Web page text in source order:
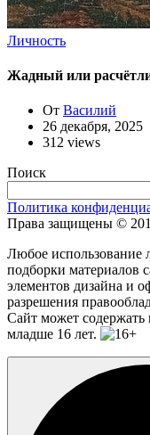
Личность
Жадный или
От Василий
26 декабря, 2025
312 views
Поиск
Политика
Права защищены ©
Любое использование
подборки материалов
элементов дизайна и
разрешения
Сайт может содержать
младше 16 лет.